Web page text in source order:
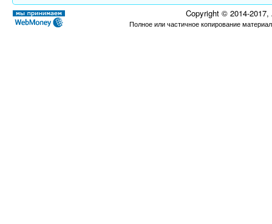
Copyright © 2014-
Полное или частичное копирование